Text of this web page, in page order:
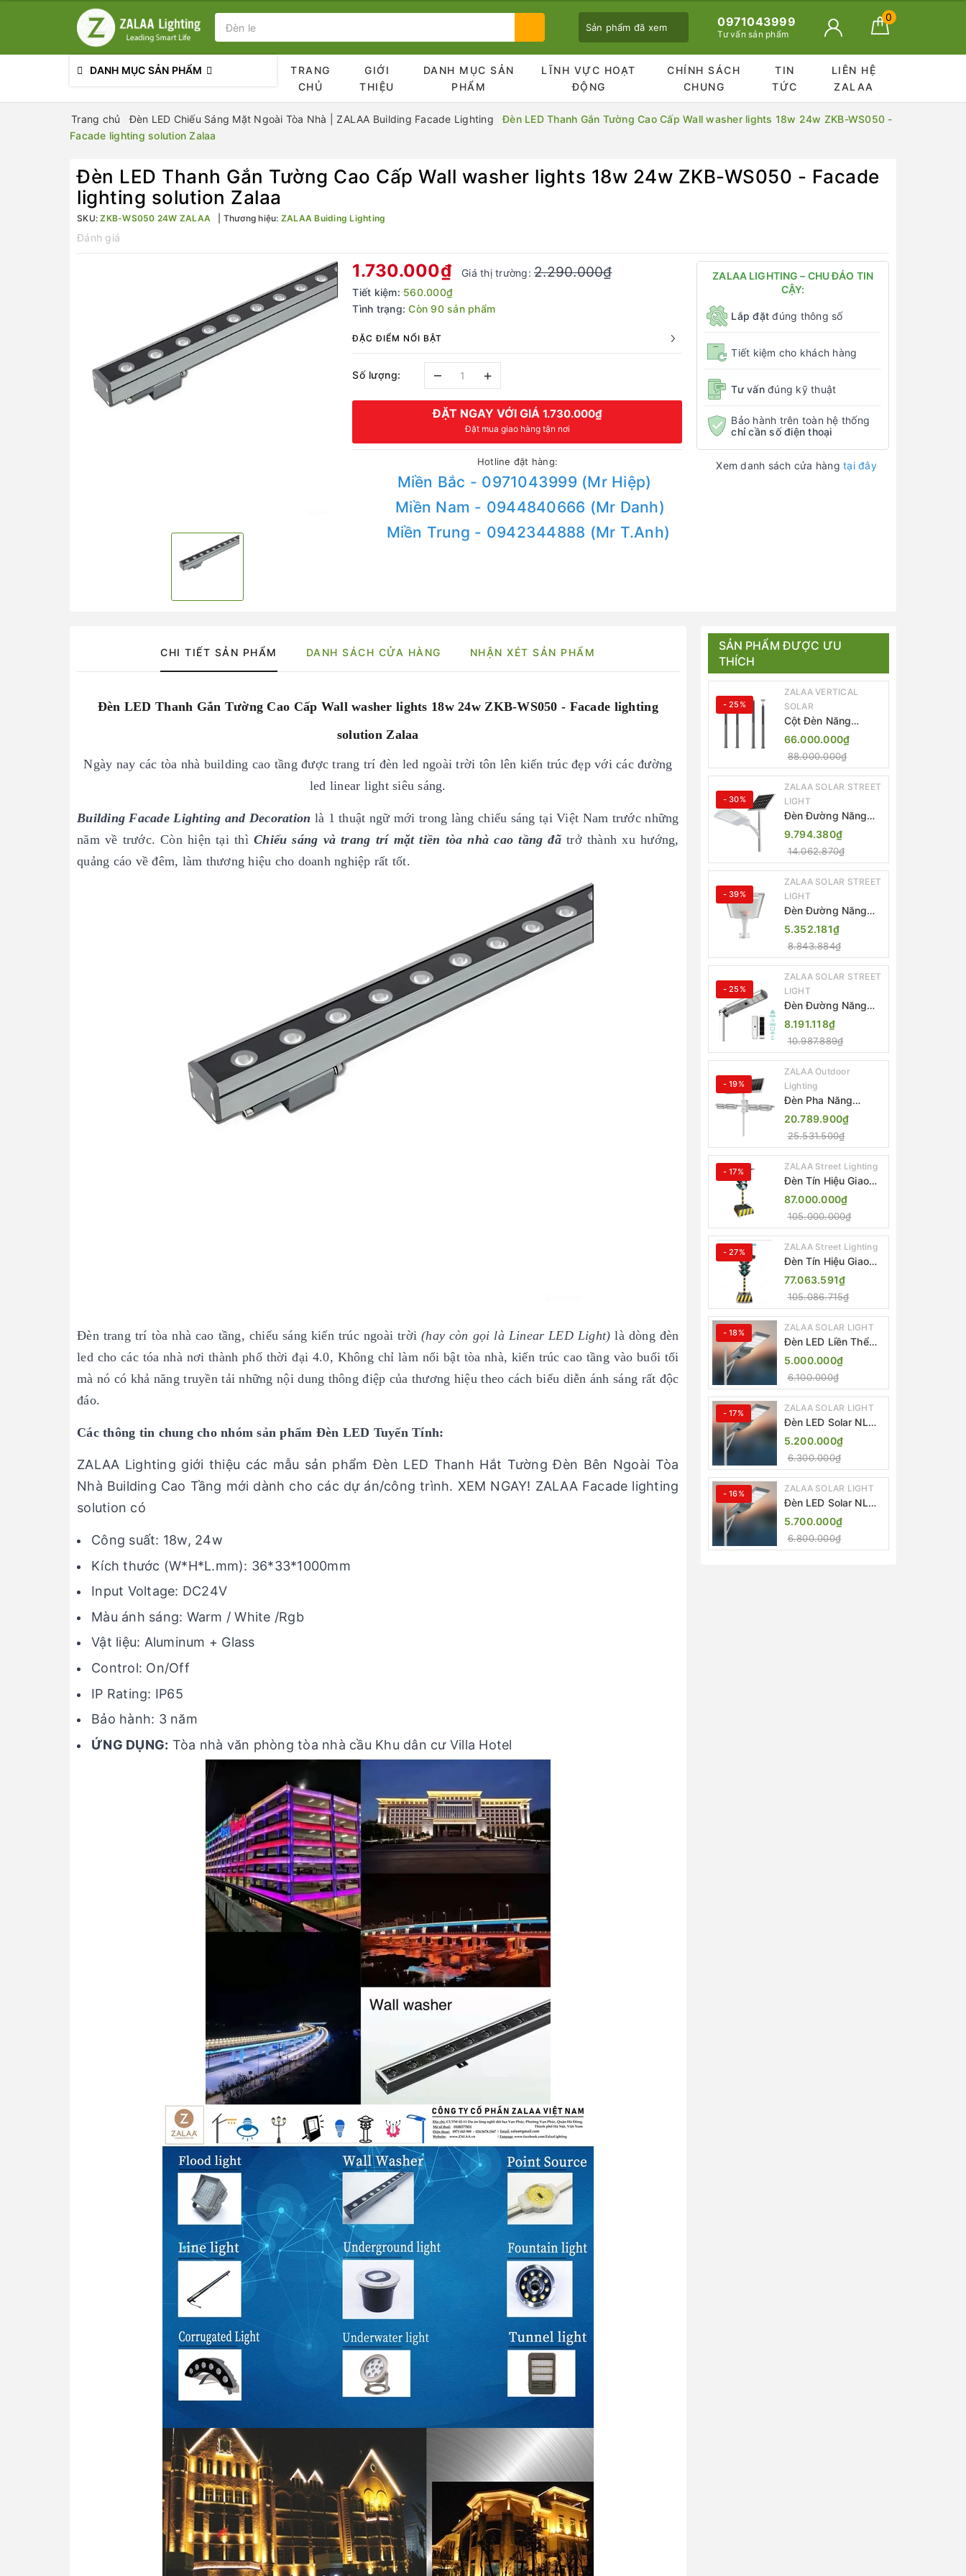
Sản phẩm đã xem 0971043999
Tư vấn sản phẩm
0
DANH MỤC SẢN PHẨM
TRANG
CHỦ
GIỚI
THIỆU
DANH MỤC SẢN
PHẨM
LĨNH VỰC HOẠT
ĐỘNG
CHÍNH SÁCH
CHUNG
TIN
TỨC
LIÊN HỆ
ZALAA
Trang chủ Đèn LED Chiếu Sáng Mặt Ngoài Tòa Nhà | ZALAA Building Facade Lighting
Đèn LED Thanh Gắn Tường Cao Cấp Wall washer lights 18w 24w ZKB-WS050 -
Facade lighting solution Zalaa
Đèn LED Thanh Gắn Tường Cao Cấp Wall washer lights 18w 24w ZKB-WS050 - Facade
lighting solution Zalaa
SKU:ZKB-WS050 24W ZALAA Thương hiệu: ZALAA Buiding Lighting
Đánh giá
1.730.000₫ Giá thị trường:2.290.000₫
Tiết kiệm: 560.000₫
Tình trạng: Còn 90 sản phẩm
ĐẶC ĐIỂM NỔI BẬT
Số lượng: – +
ĐẶT NGAY VỚI GIÁ 1.730.000₫
Đặt mua giao hàng tận nơi
Hotline đặt hàng:
Miền Bắc - 0971043999 (Mr Hiệp)
Miền Nam - 0944840666 (Mr Danh)
Miền Trung - 0942344888 (Mr T.Anh)
ZALAA LIGHTING – CHU ĐÁO TIN
CẬY:
Lắp đặt đúng thông số
Tiết kiệm cho khách hàng
Tư vấnđúng kỹ thuật
Bảo hành trên toàn hệ thống
chỉ cần số điện thoại
Xem danh sách cửa hàngtại đây
CHI TIẾT SẢN PHẨM DANH SÁCH CỬA HÀNG NHẬN XÉT SẢN PHẨM
Đèn LED Thanh Gắn Tường Cao Cấp Wall washer lights 18w 24w ZKB-WS050 - Facade lighting
solution Zalaa
Ngày nay các tòa nhà building cao tầng được trang trí đèn led ngoài trời tôn lên kiến trúc đẹp với các đường
led linear light siêu sáng.
Building Facade Lighting and Decoration là 1 thuật ngữ mới trong làng chiếu sáng tại Việt Nam trước những
năm về trước. Còn hiện tại thìChiếu sáng và trang trí mặt tiền tòa nhà cao tầng đãtrở thành xu hướng,
quảng cáo về đêm, làm thương hiệu cho doanh nghiệp rất tốt.
Đèn trang trí tòa nhà cao tầng, chiếu sáng kiến trúc ngoài trời(hay còn gọi là Linear LED Light) là dòng đèn
led cho các tóa nhà nơi thành phố thời đại 4.0, Không chỉ làm nổi bật tòa nhà, kiến trúc cao tầng vào buổi tối
mà nó có khả năng truyền tải những nội dung thông điệp của thương hiệu theo cách biểu diễn ánh sáng rất độc
đáo.
Các thông tin chung cho nhóm sản phẩm Đèn LED Tuyến Tính:
ZALAA Lighting giới thiệu các mẫu sản phẩm Đèn LED Thanh Hắt Tường Đèn Bên Ngoài Tòa
Nhà Building Cao Tầng mới dành cho các dự án/công trình. XEM NGAY! ZALAA Facade lighting
solution có
Công suất: 18w, 24w
Kích thước (W*H*L.mm): 36*33*1000mm
Input Voltage: DC24V
Màu ánh sáng: Warm / White /Rgb
Vật liệu: Aluminum + Glass
Control: On/Off
IP Rating: IP65
Bảo hành: 3 năm
ỨNG DỤNG: Tòa nhà văn phòng tòa nhà cầu Khu dân cư Villa Hotel
SẢN PHẨM ĐƯỢC ƯU
THÍCH
- 25%
ZALAA VERTICAL
SOLAR
Cột Đèn Năng
Lượng Mặt Trời Dọc
Thông Minh ZSR-
YYDS-360 | ZALAA
Jsc
66.000.000₫
88.000.000₫
- 30%
ZALAA SOLAR STREET
LIGHT
Đèn Đường Năng
Lượng Mặt Trời
Thông Minh Điều
Khiển MPPT ZL-
GMX01 ZALAA
9.794.380₫
14.062.870₫
- 39%
ZALAA SOLAR STREET
LIGHT
Đèn Đường Năng
Lượng Mặt Trời
Nhôm Đúc ZALAA
ZL-BWH Cao Cấp
IP65
5.352.181₫
8.843.884₫
- 25%
ZALAA SOLAR STREET
LIGHT
Đèn Đường Năng
Lượng Mặt Trời Tích
Hợp Camera ZALAA
ZL-BJ04-CCTV
(80W, IP65)
8.191.118₫
10.987.889₫
- 19%
ZALAA Outdoor
Lighting
Đèn Pha Năng
Lượng Mặt Trời Sân
Thể Thao ZALAA
Jsc Chống Nước
IP65 Cao Cấp
20.789.900₫
25.531.500₫
- 17% ZALAA Street Lighting
Đèn Tín Hiệu Giao
Thông Di Động Năng
Lượng Mặt Trời
ZALAA ZL-300A-D
87.000.000₫
105.000.000₫
- 27% ZALAA Street Lighting
Đèn Tín Hiệu Giao
Thông Di Động Năng
Lượng Mặt Trời
ZALAA ZL-409300C
77.063.591₫
105.086.715₫
- 18% ZALAA SOLAR LIGHT
Đèn LED Liền Thể
ZALAA Solar Street
Light ZKC-TG 20W
25W 30W All In One
5.000.000₫
6.100.000₫
- 17% ZALAA SOLAR LIGHT
Đèn LED Solar NLMT
Liền Thể ZKC-TG
20W All in One |
ZALAA Street Light
5.200.000₫
6.300.000₫
- 16% ZALAA SOLAR LIGHT
Đèn LED Solar NLMT
Liền Thể ZKC-TG
25W All in One |
ZALAA Street Light
5.700.000₫
6.800.000₫